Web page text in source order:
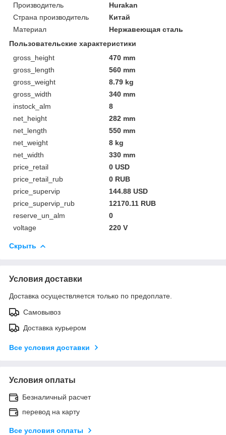
Производитель
Hurakan
Страна производитель
Китай
Материал
Нержавеющая сталь
Пользовательские характеристики
gross_height
470 mm
gross_length
560 mm
gross_weight
8.79 kg
gross_width
340 mm
instock_alm
8
net_height
282 mm
net_length
550 mm
net_weight
8 kg
net_width
330 mm
price_retail
0 USD
price_retail_rub
0 RUB
price_supervip
144.88 USD
price_supervip_rub
12170.11 RUB
reserve_un_alm
0
voltage
220 V
Скрыть
Условия доставки
Доставка осуществляется только по предоплате.
Самовывоз
Доставка курьером
Все условия доставки
Условия оплаты
Безналичный расчет
перевод на карту
Все условия оплаты